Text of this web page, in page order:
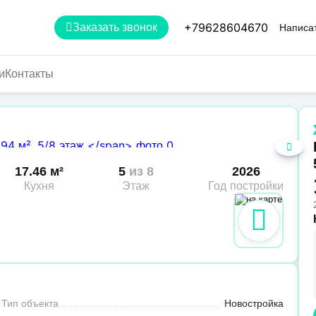
Заказать звонок +79628604670
Контакты
17.46 м²
Кухня
5 из 8
Этаж
2026
Год постройки
Тип объекта Новостройка